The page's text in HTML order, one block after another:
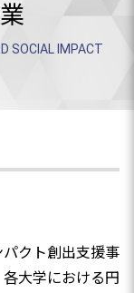
SOCIAL IMPACT
クト創出支援事
大学における円